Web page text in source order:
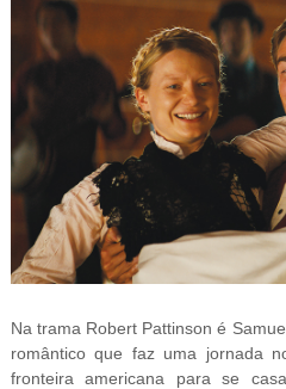
Na trama Robert Pattinson é
romântico que faz uma jornada
fronteira americana para se